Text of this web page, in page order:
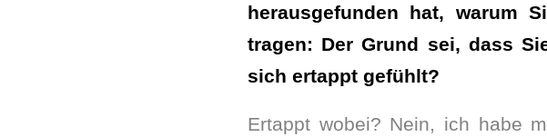
herausgefunden hat, warum
tragen: Der Grund sei, dass
sich ertappt gefühlt?
Ertappt wobei? Nein, ich habe